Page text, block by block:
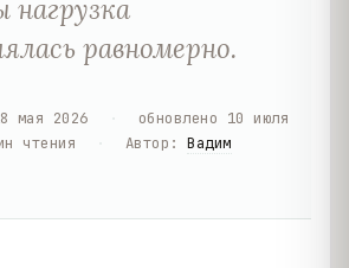
нагрузка
равномерно.
мая 2026 обновлено 10 июля
чтения Автор :Вадим